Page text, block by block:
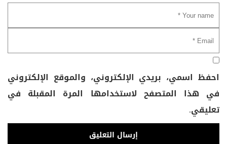
احفظ اسمي، بريدي الإلكتروني، والموقع الإلكتروني
في هذا المتصفح لاستخدامها المرة المقبلة في
تعليقي.